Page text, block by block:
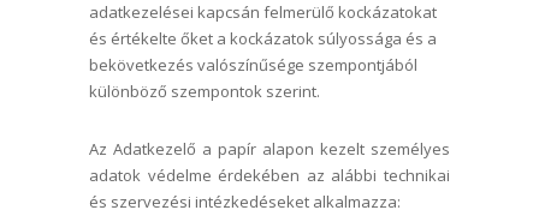
adatkezelései kapcsán felmerülő kockázatokat
és értékelte őket a kockázatok súlyossága és a
bekövetkezés valószínűsége szempontjából
különböző szempontok szerint.
Az Adatkezelő a papír alapon kezelt személyes
adatok védelme érdekében az alábbi technikai
és szervezési intézkedéseket alkalmazza: